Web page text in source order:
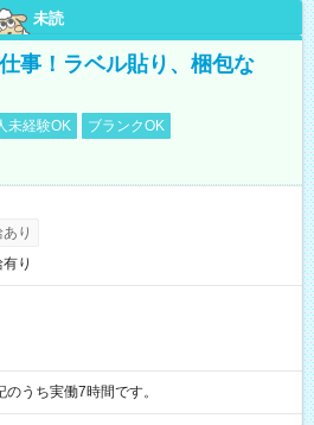
未読
事！ラベル貼り、梱包な
未経験OK
ブランクOK
り
り
※表記のうち実働7時間です。